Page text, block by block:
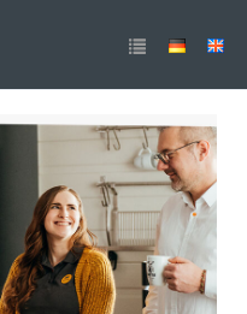
365 (m/w/d)